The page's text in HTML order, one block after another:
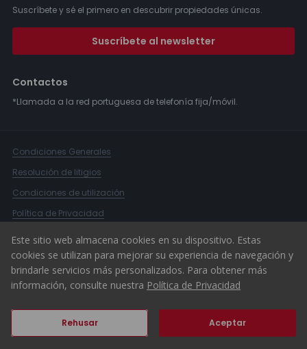
Suscríbete y sé el primero en descubrir propiedades únicas.
Suscríbete al newsletter
Contactos
*Llamada a la red portuguesa de telefonía fija/móvil.
Condiciones Generales
Resolución de litigios
Condiciones de utilización
Política de Privacidad
Libro de Reclamaciones
Canal Denuncias
© 2026 ERA Portugal
Este sitio web almacena cookies en su dispositivo. Estas
cookies se utilizan para mejorar su experiencia de navegación y
brindarle servicios más personalizados. Para obtener más
información, consulte nuestra Política de Privacidad
Rehusar Aceptar